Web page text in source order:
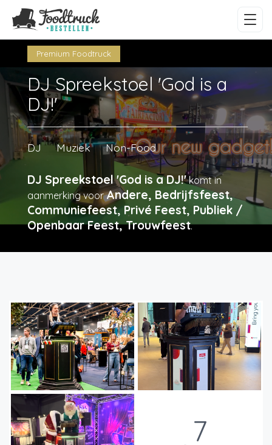
Premium Foodtruck
DJ Spreekstoel 'God is a
DJ!'
DJ Muziek Non-Food
DJ Spreekstoel 'God is a DJ!'komt in
aanmerking voorAndere, Bedrijfsfeest,
Communiefeest, Privé Feest, Publiek /
Openbaar Feest, Trouwfeest.
7